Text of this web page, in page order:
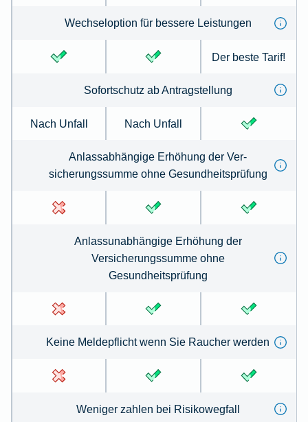
Wechseloption für bessere Leistungen
Der beste Tarif!
Sofortschutz ab Antrag­stellung
Nach Unfall Nach Unfall
Anlassabhängige Erhöhung der Ver­
sicherungs­summe ohne Gesund­heits­prüfung
Anlassunabhängige Erhöhung der
Versicherungssumme ohne
Gesundheitsprüfung
Keine Meldepflicht wenn Sie Raucher werden
Weniger zahlen bei Risikowegfall